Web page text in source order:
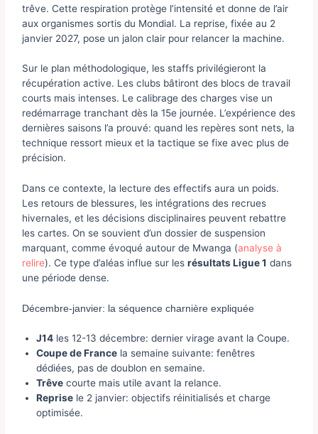
trêve. Cette respiration protège l’intensité et donne de l’air
aux organismes sortis du Mondial. La reprise, fixée au 2
janvier 2027, pose un jalon clair pour relancer la machine.
Sur le plan méthodologique, les staffs privilégieront la
récupération active. Les clubs bâtiront des blocs de travail
courts mais intenses. Le calibrage des charges vise un
redémarrage tranchant dès la 15e journée. L’expérience des
dernières saisons l’a prouvé: quand les repères sont nets, la
technique ressort mieux et la tactique se fixe avec plus de
précision.
Dans ce contexte, la lecture des effectifs aura un poids.
Les retours de blessures, les intégrations des recrues
hivernales, et les décisions disciplinaires peuvent rebattre
les cartes. On se souvient d’un dossier de suspension
marquant, comme évoqué autour de Mwanga (analyse à
relire). Ce type d’aléas influe sur lesrésultats Ligue 1 dans
une période dense.
Décembre-janvier: la séquence charnière expliquée
J14 les 12-13 décembre: dernier virage avant la Coupe.
Coupe de France la semaine suivante: fenêtres
dédiées, pas de doublon en semaine.
Trêve courte mais utile avant la relance.
Reprise le 2 janvier: objectifs réinitialisés et charge
optimisée.